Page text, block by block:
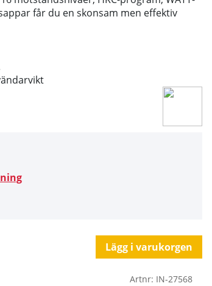
får du en skonsam men effektiv
Lägg i varukorgen
Artnr: IN-27568